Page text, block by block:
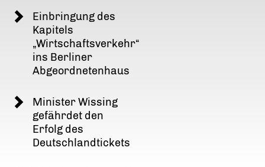
Einbringung des
Kapitels
Wirtschaftsverkehr“
ins Berliner
Abgeordnetenhaus
Minister Wissing
gefährdet den
Erfolg des
Deutschlandtickets